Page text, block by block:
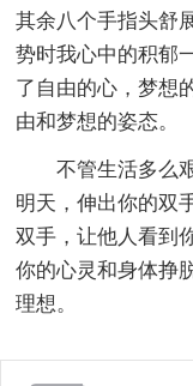
其余八个手指头舒
势时我心中的积郁
了自由的心，梦想
由和梦想的姿态。
不管生活多么
明天，伸出你的双
双手，让他人看到
你的心灵和身体挣
理想。